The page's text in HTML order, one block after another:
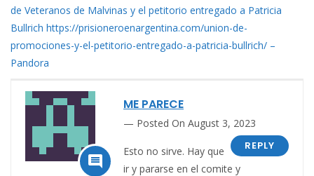
de Veteranos de Malvinas y el petitorio entregado a Patricia
Bullrich https://prisioneroenargentina.com/union-de-
promociones-y-el-petitorio-entregado-a-patricia-bullrich/ –
Pandora

ME PARECE
Posted On August 3, 2023
REPLY
Esto no sirve. Hay que
ir y pararse en el comite y